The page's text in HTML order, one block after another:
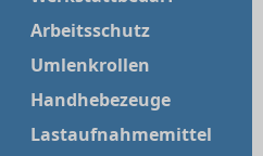
Arbeitsschutz
Umlenkrollen
Handhebezeuge
Lastaufnahmemittel